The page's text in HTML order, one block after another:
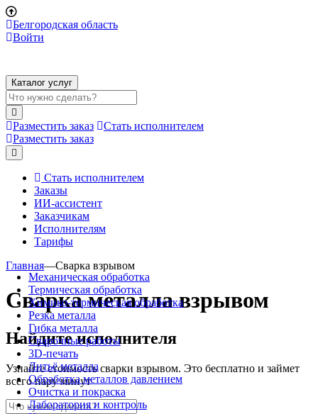
Белгородская область
Войти
Каталог услуг
Разместить заказ
Стать исполнителем
Разместить заказ
Стать исполнителем
Заказы
ИИ-ассистент
Заказчикам
Исполнителям
Тарифы
Механическая обработка
Термическая обработка
Химико-термическая обработка
Резка металла
Гибка металла
Сварочные работы
3D-печать
Литьё металла
Обработка металлов давлением
Очистка и покраска
Лаборатория и контроль
Главная—Сварка взрывом
Сварка металла взрывом
Найдите исполнителя
Узнайте стоимость сварки взрывом. Это бесплатно и займет
всего пару минут